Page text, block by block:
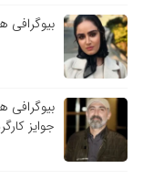
بیوگرافی
بیوگرافی
جوایز